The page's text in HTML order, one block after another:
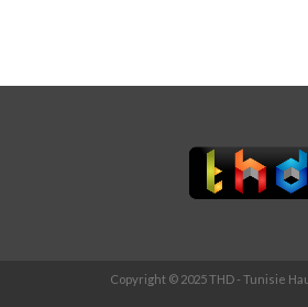
Copyright © 2025 THD - Tunisie